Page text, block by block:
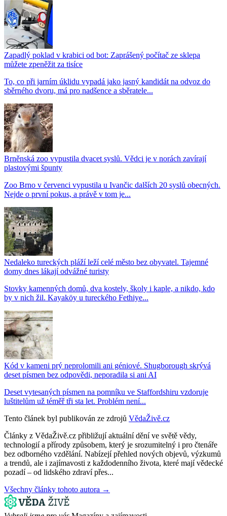
Zapadlý poklad v krabici od bot: Zaprášený počítač ze sklepa
můžete zpeněžit za tisíce
To, co při jarním úklidu vypadá jako jasný kandidát na odvoz do
sběrného dvoru, má pro nadšence a sběratele...
Brněnská zoo vypustila dvacet syslů. Vědci je v norách zavírají
plastovými špunty
Zoo Brno v červenci vypustila u Ivančic dalších 20 syslů obecných.
Nejde o první pokus, a právě v tom je...
Nedaleko tureckých pláží leží celé město bez obyvatel. Tajemné
domy dnes lákají odvážné turisty
Stovky kamenných domů, dva kostely, školy i kaple, a nikdo, kdo
by v nich žil. Kayaköy u tureckého Fethiye...
Kód v kameni prý neprolomili ani géniové. Shugborough skrývá
deset písmen bez odpovědi, neporadila si ani AI
Deset vytesaných písmen na pomníku ve Staffordshiru vzdoruje
luštitelům už téměř tři sta let. Problém není...
Tento článek byl publikován ze zdrojů VědaŽivě.cz
Články z VědaŽivě.cz přibližují aktuální dění ve světě vědy,
technologií a přírody způsobem, který je srozumitelný i pro čtenáře
bez odborného vzdělání. Nabízejí přehled nových objevů, výzkumů
a trendů, ale i zajímavosti z každodenního života, které mají vědecké
pozadí – od lidského zdraví přes...
Všechny články tohoto autora →